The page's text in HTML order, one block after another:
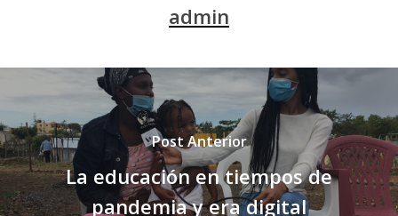
admin
Post Anterior
La educación en tiempos de
pandemia y era digital